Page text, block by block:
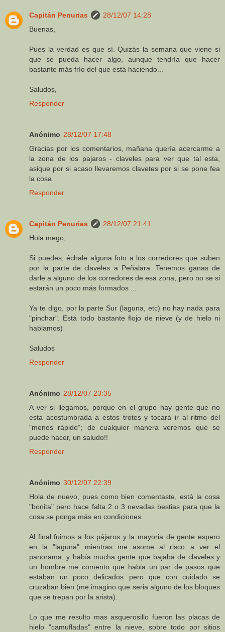
Capitán Penurias
28/12/07 14:28
Buenas,
Pues la verdad es que sí. Quizás la semana que viene si
que se pueda hacer algo, aunque tendría que hacer
bastante más frío del que está haciendo...
Saludos,
Responder
Anónimo 28/12/07 17:48
Gracias por los comentarios, mañana quería acercarme a
la zona de los pajaros - claveles para ver que tal esta,
asique por si acaso llevaremos clavetes por si se pone fea
la cosa.
Responder
Capitán Penurias
28/12/07 21:41
Hola mego,
Si puedes, échale alguna foto a los corredores que suben
por la parte de claveles a Peñalara. Tenemos ganas de
darle a alguno de los corredores de esa zona, pero no se si
estarán un poco más formados ...
Ya te digo, por la parte Sur (laguna, etc) no hay nada para
"pinchar". Está todo bastante flojo de nieve (y de hielo ni
hablamos)
Saludos
Responder
Anónimo 28/12/07 23:35
A ver si llegamos, porque en el grupo hay gente que no
esta acostumbrada a estos trotes y tocará ir al ritmo del
"menos rápido"; de cualquier manera veremos que se
puede hacer, un saludo!!
Responder
Anónimo 30/12/07 22:39
Hola de nuevo, pues como bien comentaste, está la cosa
"bonita" pero hace falta 2 o 3 nevadas bestias para que la
cosa se ponga más en condiciones.
Al final fuimos a los pájaros y la mayoria de gente espero
en la "laguna" mientras me asome al risco a ver el
panorama, y había mucha gente que bajaba de claveles y
un hombre me comento que habia un par de pasos que
estaban un poco delicados pero que con cuidado se
cruzaban bien (me imagino que seria alguno de los bloques
que se trepan por la arista).
Lo que me resulto mas asquerosillo fueron las placas de
hielo "camufladas" entre la nieve, sobre todo por sitios